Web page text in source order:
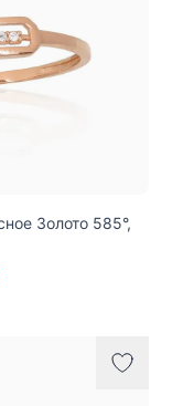
Золото 585°,